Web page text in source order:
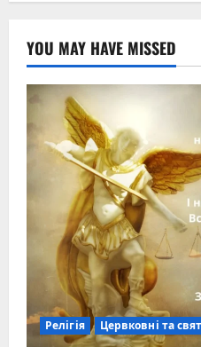
YOU MAY HAVE MISSED
Релігія Цервковні та